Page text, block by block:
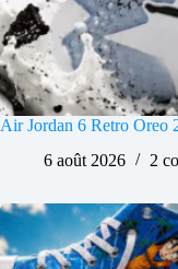
Air Jordan 6 Retro Oreo
6 août 2026
2